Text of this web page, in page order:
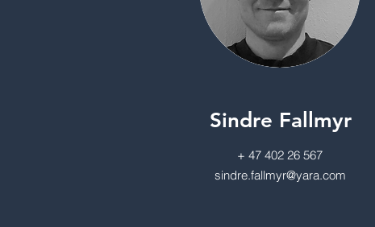
Sindre Fallmyr
+ 47 402 26 567
sindre.fallmyr@yara.com